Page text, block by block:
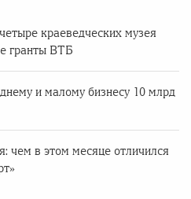
краеведческих музея
гранты ВТБ
и малому бизнесу 10 млрд
чем в этом месяце отличился